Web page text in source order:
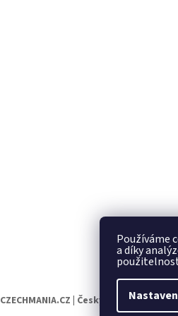
Používáme
a díky
CZECHMANIA.CZ | Český fanshop v